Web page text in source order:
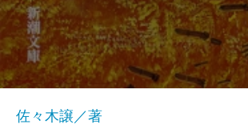
佐々木譲／著